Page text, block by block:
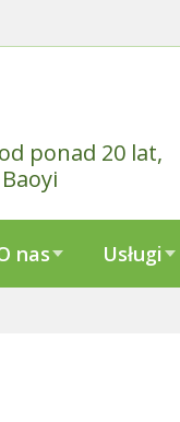
ponad 20 lat,
nas Usługi